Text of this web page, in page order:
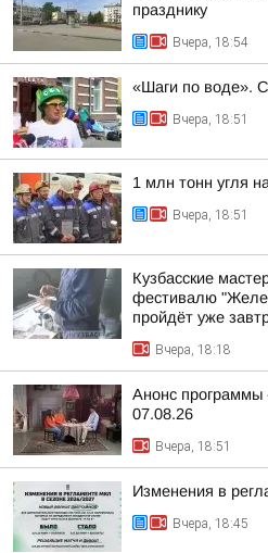
празднику
Вчера, 18:54
«Шаги по воде».
Вчера, 18:51
1 млн тонн угля
Вчера, 18:51
Кузбасские
фестивалю
пройдёт уже
Вчера, 18:18
Анонс
07.08.26
Вчера, 18:51
Изменения в
Вчера, 18:45